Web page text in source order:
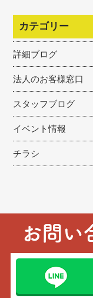
カテゴリー
詳細ブログ
法人のお客様窓口
スタッフブログ
イベント情報
チラシ
お問い